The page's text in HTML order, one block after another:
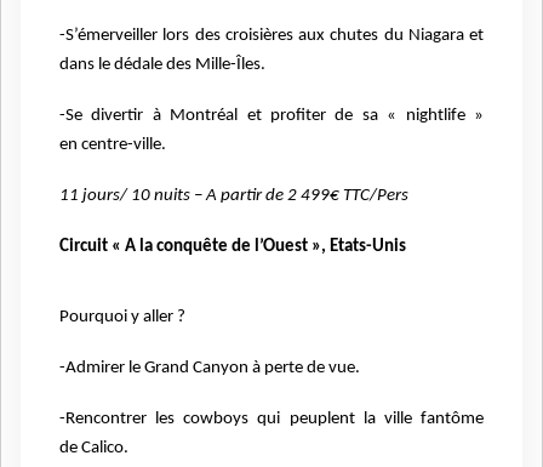
-S’émerveiller lors des croisières aux chutes du Niagara et
dans le dédale des Mille-Îles.
-Se divertir à Montréal et profiter de sa « nightlife »
en centre-ville.
11 jours/ 10 nuits – A partir de 2 499€ TTC/Pers
Circuit « A la conquête de l’Ouest », Etats-Unis
Pourquoi y aller ?
-Admirer le Grand Canyon à perte de vue.
-Rencontrer les cowboys qui peuplent la ville fantôme
de Calico.